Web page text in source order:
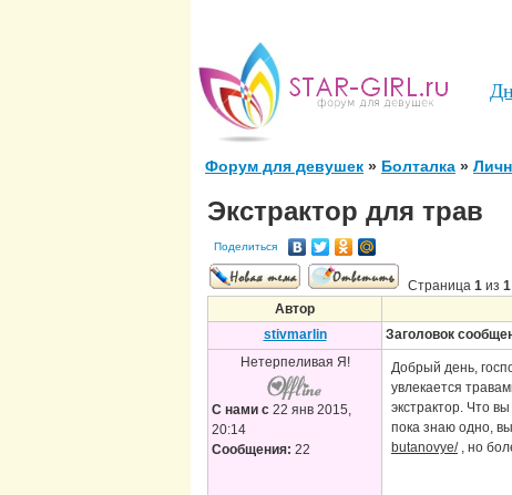
Форум для девушек » Болталка »
Экстрактор для трав
Поделиться
Страница 1 из 1
Автор
stivmarlin
Заголовок
Нетерпеливая Я!
С нами с 22 янв 2015,
20:14
Сообщения: 22
Добрый день,
увлекается
экстрактор. Что
пока знаю одно,
butanovye/, но